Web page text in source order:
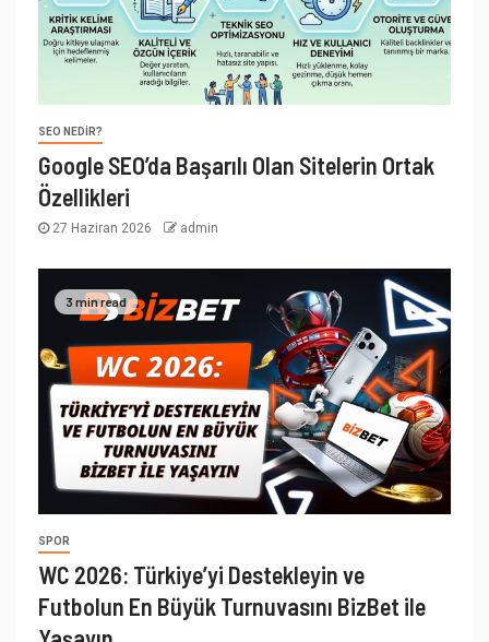
SEO NEDIR?
Google SEO’da Başarılı Olan Sitelerin Ortak
Özellikleri
27 Haziran 2026 admin
3 min read
SPOR
WC 2026: Türkiye’yi Destekleyin ve
Futbolun En Büyük Turnuvasını BizBet ile